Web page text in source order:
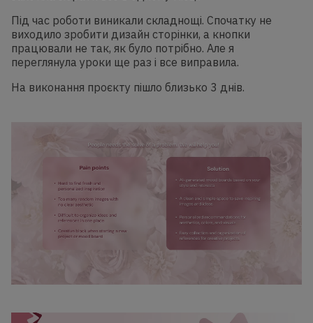
Під час роботи виникали складнощі. Спочатку не
виходило зробити дизайн сторінки, а кнопки
працювали не так, як було потрібно. Але я
переглянула уроки ще раз і все виправила.
На виконання проєкту пішло близько 3 днів.